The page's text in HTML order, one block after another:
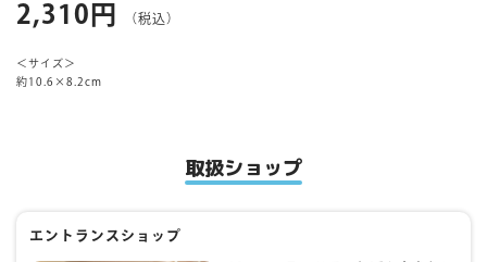
2,310円 （税込）
＜サイズ＞
約10.6×8.2cm
取扱ショップ
エントランスショップ